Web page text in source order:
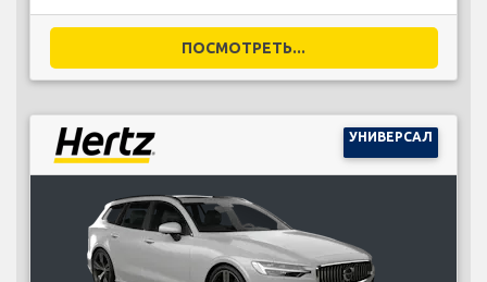
ПОСМОТРЕТЬ...
УНИВЕРСАЛ